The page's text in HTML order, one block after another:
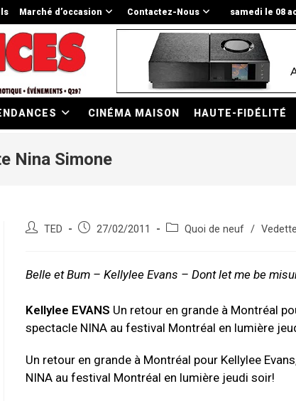
Marché d’occasion Contactez-Nous samedi le 08
CINÉMA MAISON HAUTE-FIDÉLITÉ
Nina Simone
Auteur/autrice
publication :
TED
Publication
27/02/2011
PostQuoi de neuf / Vedette
Belle et Bum – Kellylee Evans – Dont let me be
Kellylee EVANS Un retour en grande à Montréal
spectacle NINA au festival Montréal en lumière
Un retour en grande à Montréal pour Kellylee
NINA au festival Montréal en lumière jeudi soir!